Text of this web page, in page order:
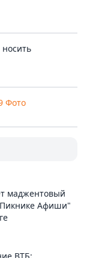
Фото
маджентовый
Афиши"